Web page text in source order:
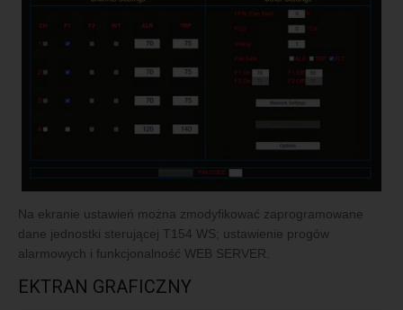
Na ekranie ustawień można zmodyfikować zaprogramowane
dane jednostki sterującej T154 WS; ustawienie progów
alarmowych i funkcjonalność WEB SERVER.
EKTRAN GRAFICZNY